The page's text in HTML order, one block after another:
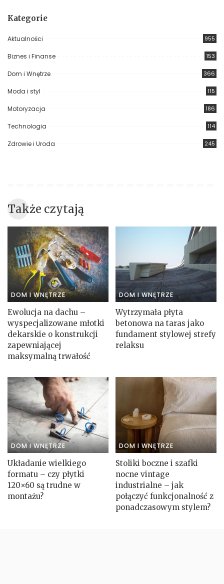
Kategorie
Aktualności 955
Biznes i Finanse 153
Dom i Wnętrze 366
Moda i styl 115
Motoryzacja 186
Technologia 114
Zdrowie i Uroda 245
Także czytają
DOM I WNĘTRZE
Ewolucja na dachu –
wyspecjalizowane młotki
dekarskie o konstrukcji
zapewniającej
maksymalną trwałość
DOM I WNĘTRZE
Wytrzymała płyta
betonowa na taras jako
fundament stylowej strefy
relaksu
DOM I WNĘTRZE
Układanie wielkiego
formatu – czy płytki
120×60 są trudne w
montażu?
DOM I WNĘTRZE
Stoliki boczne i szafki
nocne vintage
industrialne – jak
połączyć funkcjonalność z
ponadczasowym stylem?